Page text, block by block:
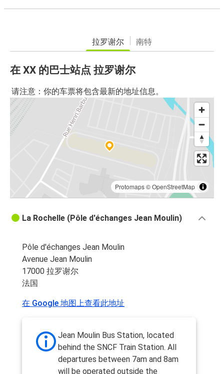
拉罗谢尔 南特
在 XX 的巴士站点 拉罗谢尔
请注意：你的车票将包含最新的地址信息。
Protomaps©OpenStreetMap
La Rochelle (Pôle d'échanges Jean Moulin)
Pôle d'échanges Jean Moulin
Avenue Jean Moulin
17000 拉罗谢尔
法国
在 Google 地图上查看此地址
Jean Moulin Bus Station, located
behind the SNCF Train Station. All
departures between 7am and 8am
will be operated outside the